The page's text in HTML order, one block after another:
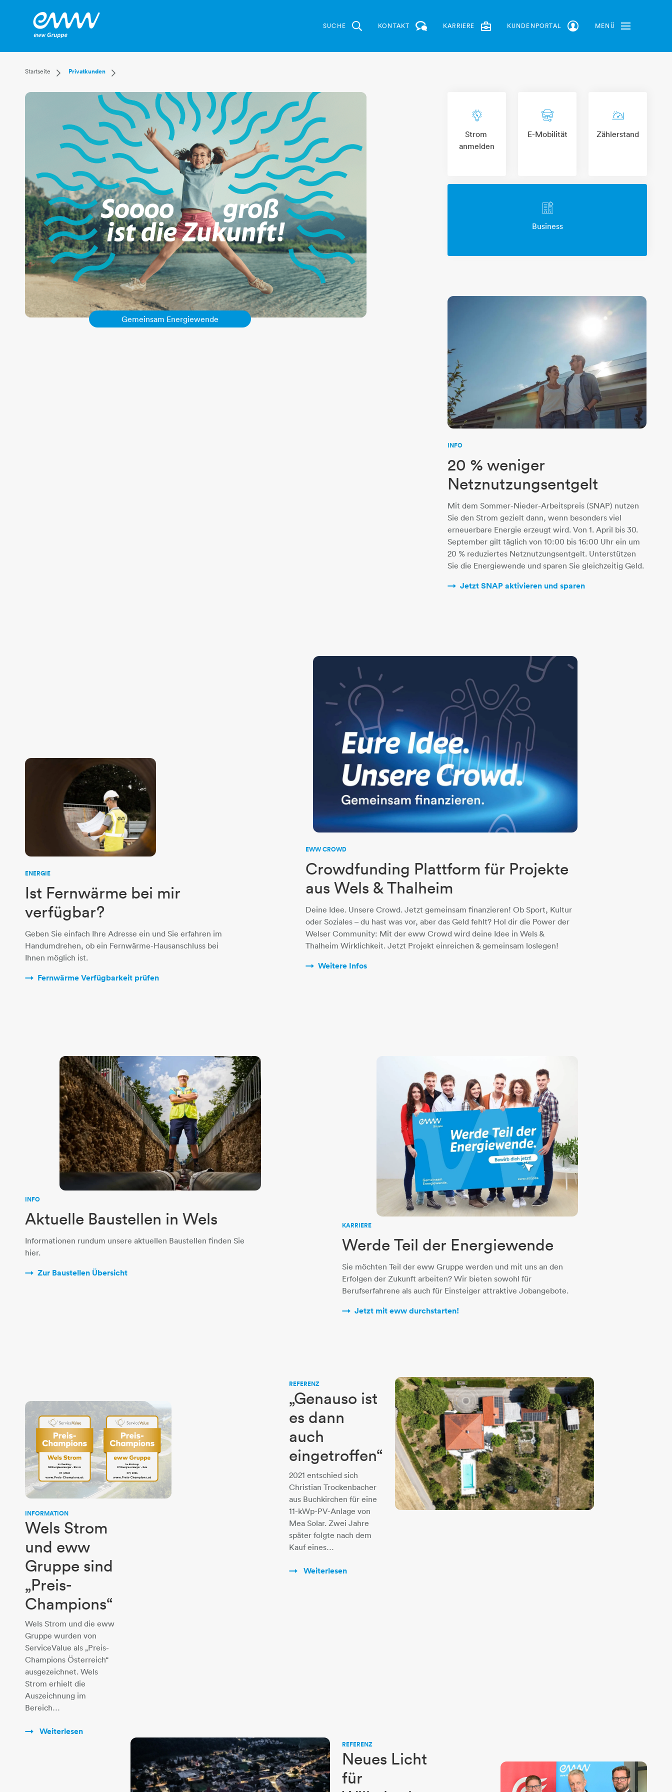
SUCHE KONTAKT KARRIERE KUNDENPORTAL MENÜ
Toggle Navbar
Startseite
Dropdown Startseite
Businesskunden
Privatkunden
Dropdown Privatkunden
Leistungen
Kundenservice
Gemeinsam Energiewende Gemeinsam Energiewende Link
leuchtmittel-blitz
​​​​​​​​​​​​​​Strom ​​​​​​​
anmelden
e-auto-stecker
​​​​​​​​​​​​​​​​​​​​​​​​​​​​E-Mobilität zaehler-stand
​​​​​​​​​​​​​​Zählerstand
gebaeude-puzzle
Business
​​​​​​​​​​​​​​​​​​​INFO
20 % weniger
Netznutzungsentgelt
Mit dem Sommer-Nieder-Arbeitspreis (SNAP) nutzen
Sie den Strom gezielt dann, wenn besonders viel
erneuerbare Energie erzeugt wird. Von 1. April bis 30.
September gilt täglich von 10:00 bis 16:00 Uhr ein um
20 % reduziertes Netznutzungsentgelt. Unterstützen
Sie die Energiewende und sparen Sie gleichzeitig Geld.
Jetzt SNAP aktivieren und sparen
​​​​​​​ENERGIE
Ist Fernwärme bei mir
verfügbar?
Geben Sie einfach Ihre Adresse ein und Sie erfahren im
Handumdrehen, ob ein Fernwärme-Hausanschluss bei
Ihnen möglich ist.
Fernwärme Verfügbarkeit prüfen​​​​​​​
EWW CROWD
Crowdfunding Plattform für Projekte
aus Wels & Thalheim
Deine Idee. Unsere Crowd. Jetzt gemeinsam finanzieren! Ob Sport, Kultur
oder Soziales – du hast was vor, aber das Geld fehlt? Hol dir die Power der
Welser Community: Mit der eww Crowd wird deine Idee in Wels &
Thalheim Wirklichkeit. Jetzt Projekt einreichen & gemeinsam loslegen!
Weitere Infos​​​​​​​​​​​​​​
INFO
Aktuelle Baustellen in Wels
Informationen rundum unsere aktuellen Baustellen finden Sie
hier.
Zur Baustellen Übersicht
​​​​​​​​​​​​KARRIERE
Werde Teil der Energiewende
Sie möchten Teil der eww Gruppe werden und mit uns an den
Erfolgen der Zukunft arbeiten? Wir bieten sowohl für
Berufserfahrene als auch für Einsteiger attraktive Jobangebote.
Jetzt mit eww durchstarten!
INFORMATION
Wels Strom
und eww
Gruppe sind
„Preis-
Champions“
Wels Strom und die eww
Gruppe wurden von
ServiceValue als „Preis-
Champions Österreich“
ausgezeichnet. Wels
Strom erhielt die
Auszeichnung im
Bereich…
Weiterlesen
REFERENZ
„Genauso ist
es dann
auch
eingetroffen“
2021 entschied sich
Christian Trockenbacher
aus Buchkirchen für eine
11-kWp-PV-Anlage von
Mea Solar. Zwei Jahre
später folgte nach dem
Kauf eines…
Weiterlesen
REFERENZ
Neues Licht
für